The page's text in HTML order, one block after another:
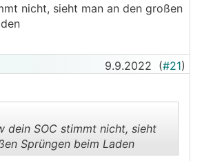
eigentlich nie unter 70%.
entladen wird?
zu laden und mal auf ~30%
nicht, sieht man an den großen
9.9.2022 (#21)
dein SOC stimmt nicht, sieht
Sprüngen beim Laden